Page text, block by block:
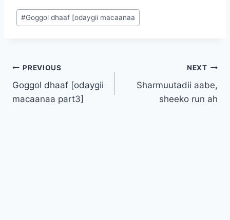
Post
Tags:
#Goggol dhaaf [odaygii macaanaa
Post
navigation
PREVIOUS
Goggol dhaaf [odaygii
macaanaa part3]
NEXT
Sharmuutadii aabe,
sheeko run ah